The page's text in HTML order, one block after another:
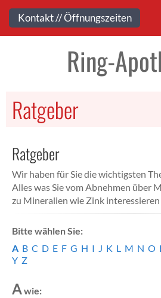
Kontakt
Ring-
Ratgeber
Ratgeber
Wir haben für Sie die wichtigsten
Alles was Sie vom Abnehmen über
zu Mineralien wie Zink
Bitte wählen Sie:
A B C D E F G H I J K L M N O
Y Z
Awie:
Kontakt // Öffnungszeiten